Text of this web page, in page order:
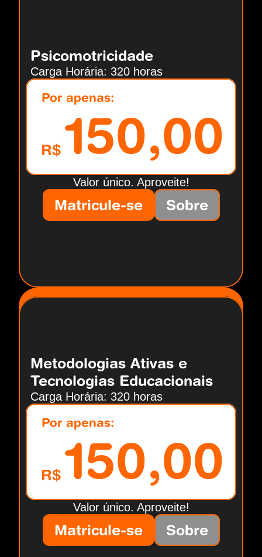
Psicomotricidade
Carga Horária: 320 horas
R$ 150,00
Por apenas:
Valor único. Aproveite!
Matricule-se Sobre
Metodologias Ativas e
Tecnologias Educacionais
Carga Horária: 320 horas
R$ 150,00
Por apenas:
Valor único. Aproveite!
Matricule-se Sobre